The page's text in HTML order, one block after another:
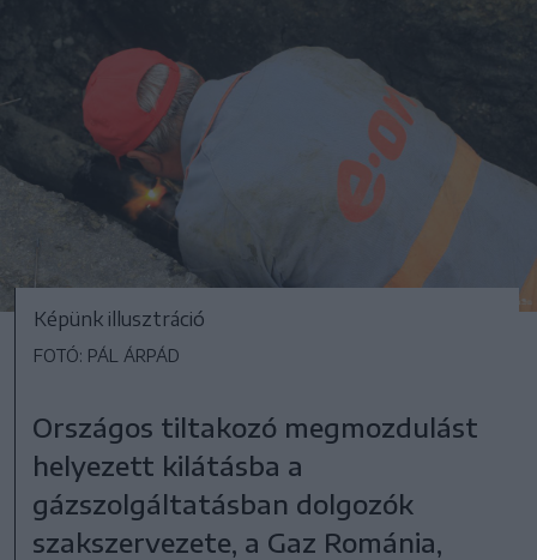
Képünk illusztráció
FOTÓ: PÁL ÁRPÁD
Országos tiltakozó megmozdulást
helyezett kilátásba a
gázszolgáltatásban dolgozók
szakszervezete, a Gaz Románia,